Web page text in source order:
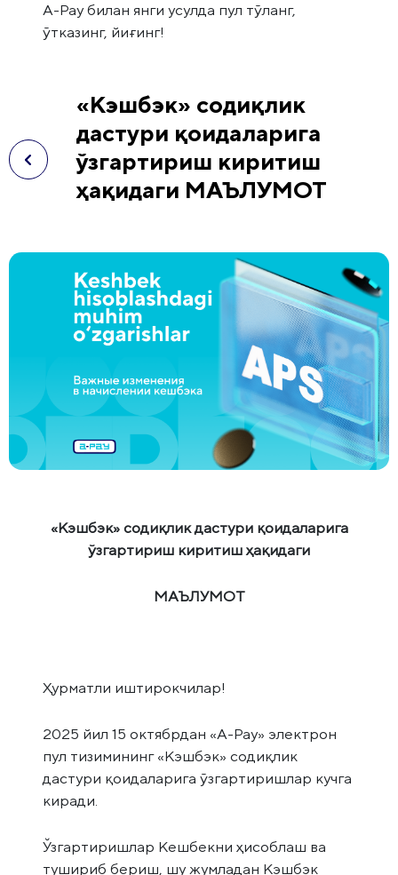
A-Pay билан янги усулда пул тўланг,
ўтказинг, йиғинг!
«Кэшбэк» содиқлик
дастури қоидаларига
ўзгартириш киритиш
ҳақидаги МАЪЛУМОТ
«Кэшбэк» содиқлик дастури қоидаларига
ўзгартириш киритиш ҳақидаги
МАЪЛУМОТ
Ҳурматли иштирокчилар!
2025 йил 15 октябрдан «А-Pay» электрон
пул тизимининг «Кэшбэк» содиқлик
дастури қоидаларига ўзгартиришлар кучга
киради.
Ўзгартиришлар Кешбекни ҳисоблаш ва
тушириб бериш, шу жумладан Кэшбэк